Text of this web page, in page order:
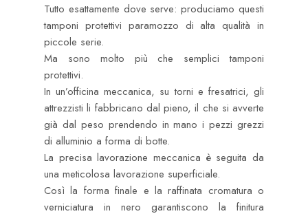
Tutto esattamente dove serve: produciamo questi
tamponi protettivi paramozzo di alta qualità in
piccole serie.
Ma sono molto più che semplici tamponi
protettivi.
In un’officina meccanica, su torni e fresatrici, gli
attrezzisti li fabbricano dal pieno, il che si avverte
già dal peso prendendo in mano i pezzi grezzi
di alluminio a forma di botte.
La precisa lavorazione meccanica è seguita da
una meticolosa lavorazione superficiale.
Così la forma finale e la raffinata cromatura o
verniciatura in nero garantiscono la finitura